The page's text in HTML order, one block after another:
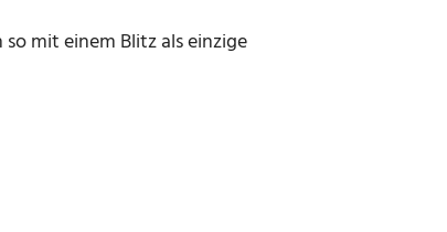
mit einem Blitz als einzige